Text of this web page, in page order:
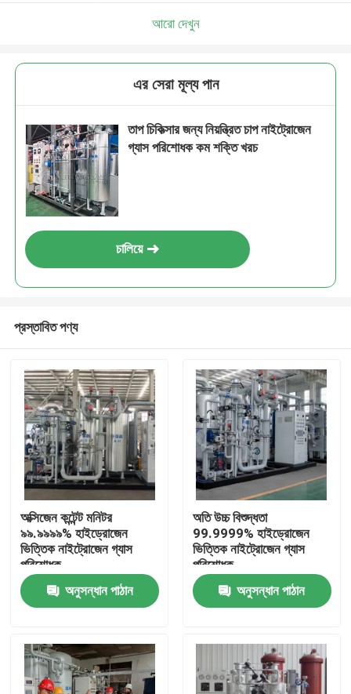
আমাদের সম্বন্ধে
আরো দেখুন
এর সেরা মূল্য পান
তাপ চিকিত্সার জন্য নিয়ন্ত্রিত চাপ নাইট্রোজেন
গ্যাস পরিশোধক কম শক্তি খরচ
চালিয়ে
প্রস্তাবিত পণ্য
অক্সিজেন কন্টেন্ট মনিটর
৯৯.৯৯৯৯% হাইড্রোজেন
ভিত্তিক নাইট্রোজেন গ্যাস
পরিশোধক
অনুসন্ধান পাঠান
অতি উচ্চ বিশুদ্ধতা
99.9999% হাইড্রোজেন
ভিত্তিক নাইট্রোজেন গ্যাস
পরিশোধক
অনুসন্ধান পাঠান